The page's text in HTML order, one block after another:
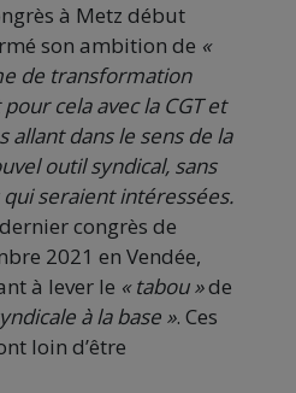
à Metz début
son ambition de «
de transformation
cela avec la CGT et
allant dans le sens de la
outil syndical, sans
seraient intéressées.
congrès de
2021 en Vendée,
à lever le « tabou »de
à la base ». Ces
loin d’être